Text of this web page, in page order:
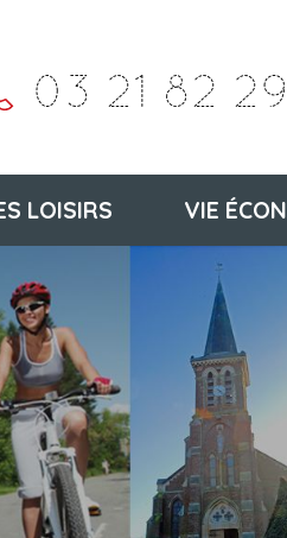
03 21 82
LOISIRS VIE